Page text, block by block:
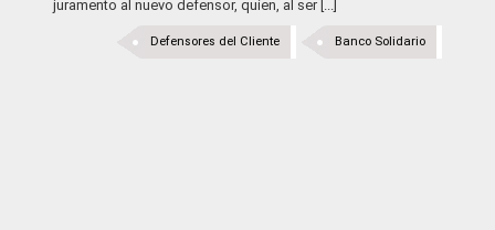
juramento al nuevo defensor, quien, al ser [...]
Banco Solidario
Defensores del Cliente